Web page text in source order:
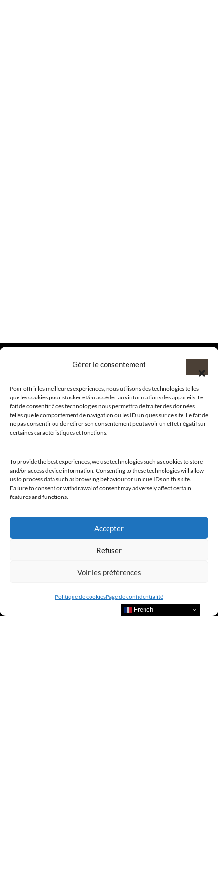
Gérer le consentement
Pour offrir les meilleures expériences, nous utilisons des technologies telles
que les cookies pour stocker et/ou accéder aux informations des appareils. Le
fait de consentir à ces technologies nous permettra de traiter des données
telles que le comportement de navigation ou les ID uniques sur ce site. Le fait de
ne pas consentir ou de retirer son consentement peut avoir un effet négatif sur
certaines caractéristiques et fonctions.
To provide the best experiences, we use technologies such as cookies to store
and/or access device information. Consenting to these technologies will allow
us to process data such as browsing behaviour or unique IDs on this site.
Failure to consent or withdrawal of consent may adversely affect certain
features and functions.
Accepter
Refuser
Voir les préférences
Politique de cookiesPage de confidentialité
@clubamilcar
LUXURY SELECTIONS BY CLUB AMILCAR
French